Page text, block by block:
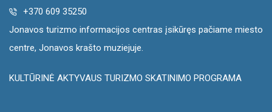
+370 609 35250
Jonavos turizmo informacijos centras įsikūręs pačiame miesto
centre, Jonavos krašto muziejuje.
KULTŪRINĖ AKTYVAUS TURIZMO SKATINIMO PROGRAMA